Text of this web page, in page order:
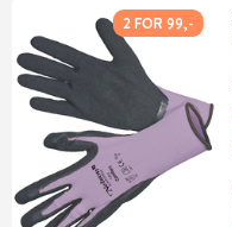
2 FOR 99,-